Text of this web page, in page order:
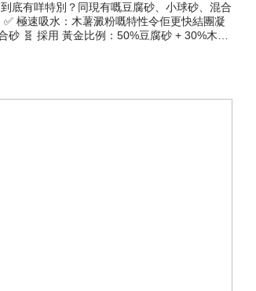
底有咩特別？同現有嘅豆腐砂、小球砂、混合
極速吸水：木薯澱粉嘅特性令佢更快結團凝
🧬 採用 黃金比例：50%豆腐砂 + 30%木薯
力 👉 揀 木薯砂 或 小球砂，結團最實淨！ 想
自己注重邊點 👉 直接試 3合1混合砂，集合